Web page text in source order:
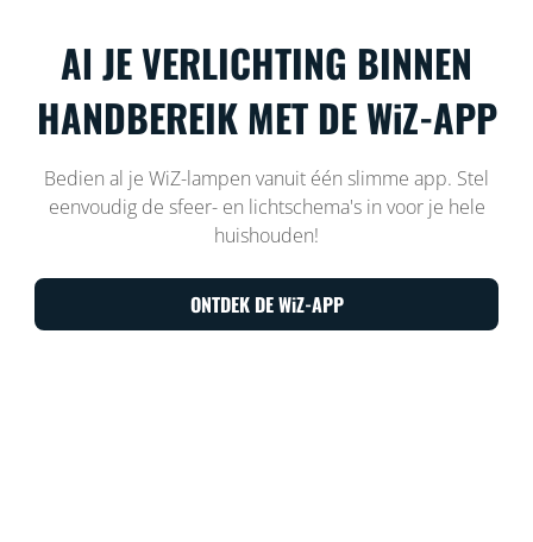
Al JE VERLICHTING BINNEN
HANDBEREIK MET DE WiZ-APP
Bedien al je WiZ-lampen vanuit één slimme app. Stel
eenvoudig de sfeer- en lichtschema's in voor je hele
huishouden!
ONTDEK DE WiZ-APP